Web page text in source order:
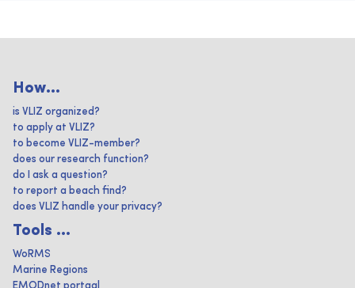
How...
is VLIZ organized?
to apply at VLIZ?
to become VLIZ-member?
does our research function?
do I ask a question?
to report a beach find?
does VLIZ handle your privacy?
Tools ...
WoRMS
Marine Regions